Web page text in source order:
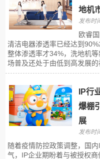
地机
发布时
欧睿
清洁电器渗透率已经达到
整体渗透率才34%，洗地机
场普及还处于由低到高发展的
IP行
爆棚
展
发布时
随着疫情防控政策调整，国
气，IP企业期盼着与被授权